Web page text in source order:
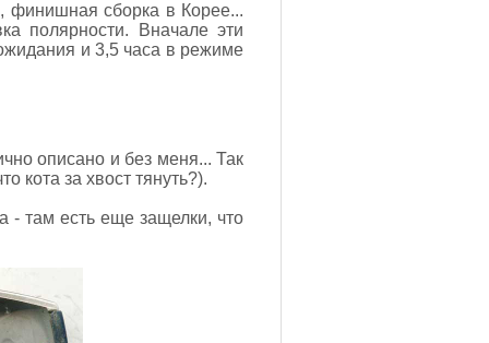
финишная сборка в Корее...
полярности. Вначале эти
и 3,5 часа в режиме
описано и без меня... Так
кота за хвост тянуть?).
- там есть еще защелки, что